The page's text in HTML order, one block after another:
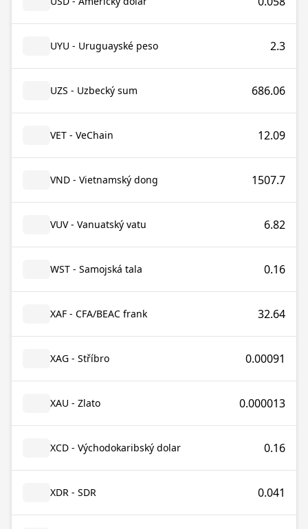
UYU - Uruguayské peso 2.3
UZS - Uzbecký sum 686.06
VET - VeChain 12.09
VND - Vietnamský dong 1507.7
VUV - Vanuatský vatu 6.82
WST - Samojská tala 0.16
XAF - CFA/BEAC frank 32.64
XAG - Stříbro 0.00091
XAU - Zlato 0.000013
XCD - Východokaribský dolar 0.16
XDR - SDR 0.041